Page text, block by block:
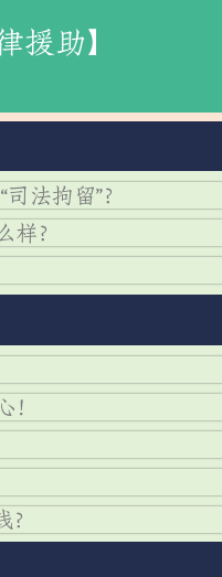
援助】
法拘留”？
样？
！